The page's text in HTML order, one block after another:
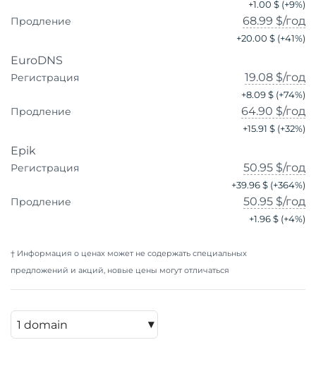
+1.00 $ (+9%)
Продление 68.99 $/год
+20.00 $ (+41%)
EuroDNS
Регистрация 19.08 $/год
+8.09 $ (+74%)
Продление 64.90 $/год
+15.91 $ (+32%)
Epik
Регистрация 50.95 $/год
+39.96 $ (+364%)
Продление 50.95 $/год
+1.96 $ (+4%)
† Информация о ценах может не содержать специальных
предложений и акций, новые цены могут отличаться
▾